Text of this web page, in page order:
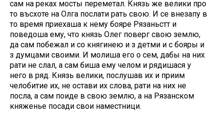
сам на реках мосты переметал. Князь же велики про
то въсхоте на Олга послати рать свою. И се внезапу в
то время приехаша к нему бояре Рязаньстт и
поведоша ему, что князь Олег поверг свою землю,
да сам побежал и со княгинею и з детми и с бояры и
з думцами своими. И молиша его о сем, дабы на них
рати не слал, а сам биша ему челом и рядишася у
него в ряд. Князь велики, послушав их и приим
челобитие их, не остави их слова, рати на них не
посла, а сам поиде в свою землю, а на Рязанском
княженье посади свои наместници.